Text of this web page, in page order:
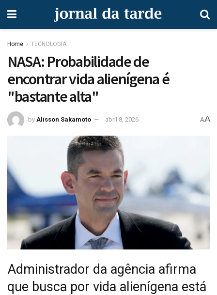
Home TECNOLOGIA
NASA: Probabilidade de
encontrar vida alienígena é
"bastante alta"
by Alisson Sakamoto abril 8, 2026 AA
Administrador da agência afirma
que busca por vida alienígena está